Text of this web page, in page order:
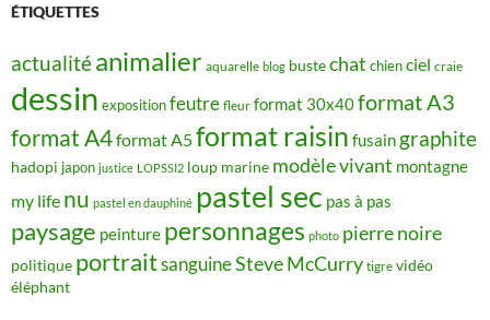
ÉTIQUETTES
actualitéanimalier aquarelle blog bustechat chienciel craie
dessin expositionfeutre fleur format 30x40format A3
format A4format A5format raisin fusain graphite
hadopi japon justice LOPSSI2 loup marine modèle vivant montagne
my life nu pastel en dauphiné pastel sec pas à pas
paysage peinture personnages photo pierre noire
politique portraitsanguineSteve McCurry tigre vidéo
éléphant